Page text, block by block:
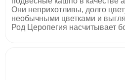
Они неприхотливы, долго
необычными цветками и
Род Церопегия насчитывает